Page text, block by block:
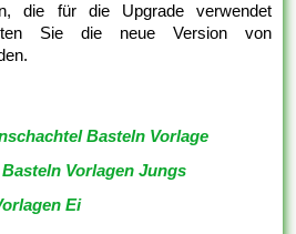
die für die Upgrade verwendet
Sie die neue Version von
Basteln Vorlage
Vorlagen Jungs
Ei